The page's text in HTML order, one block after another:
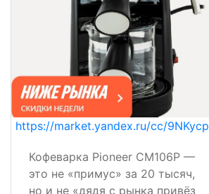
https://market.yandex.ru/cc/9NKycp
Кофеварка Pioneer CM106P —
это не «примус» за 20 тысяч,
но и не «дядя с рынка привёз